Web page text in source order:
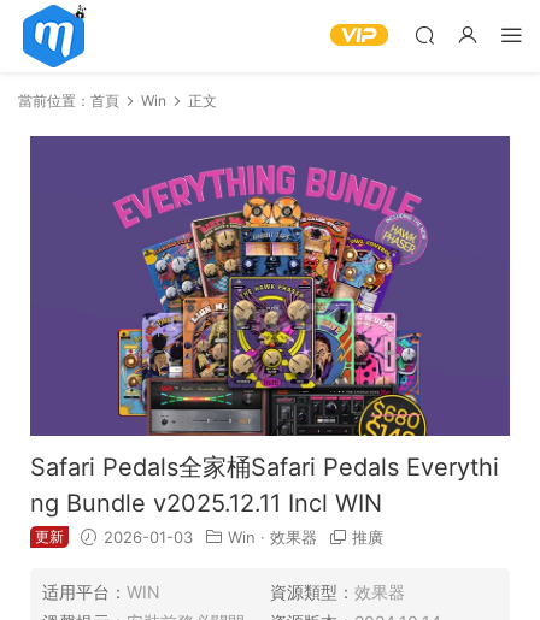
當前位置： 首頁 Win 正文
Safari Pedals全家桶Safari Pedals Everythi
ng Bundle v2025.12.11 Incl WIN
更新 2026-01-03 Win · 效果器 推廣
适用平台： WIN 資源類型： 效果器